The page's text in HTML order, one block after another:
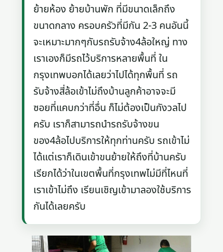
ย้ายห้อง ย้ายบ้านพัก ที่มีขนาดเล็กถึง
ขนาดกลาง ครอบครัวที่มีกัน 2-3 คนอันนี้
จะเหมาะมากๆกับรถรับจ้าง4ล้อใหญ่ ทาง
เราเองก็มีรถไว้บริการหลายพื้นที่ ใน
กรุงเทพบอกได้เลยว่าไปได้ทุกพื้นที่ รถ
รับจ้างสี่ล้อเข้าไม่ถึงบ้านลูกค้าอาจจะมี
ซอยที่แคบกว่าที่อื่น ก็ไม่ต้องเป็นกังวลไป
ครับ เราก็สามารถนำรถรับจ้างขน
ของ4ล้อไปบริการให้ทุกท่านครับ รถเข้าไม่
ได้แต่เราก็เดินเข้าขนย้ายให้ถึงที่บ้านครับ
เรียกได้ว่าในเขตพื้นที่กรุงเทพไม่มีที่ไหนที่
เราเข้าไม่ถึง เรียนเชิญเข้ามาลองใช้บริการ
กันได้เลยครับ